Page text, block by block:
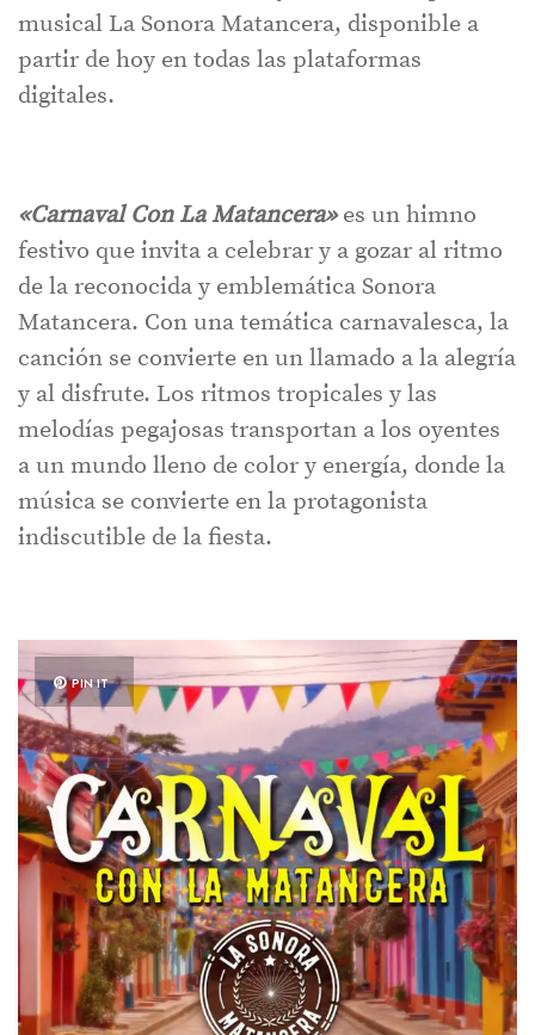
musical La Sonora Matancera, disponible a
partir de hoy en todas las plataformas
digitales.
«Carnaval Con La Matancera»es un himno
festivo que invita a celebrar y a gozar al ritmo
de la reconocida y emblemática Sonora
Matancera. Con una temática carnavalesca, la
canción se convierte en un llamado a la alegría
y al disfrute. Los ritmos tropicales y las
melodías pegajosas transportan a los oyentes
a un mundo lleno de color y energía, donde la
música se convierte en la protagonista
indiscutible de la fiesta.
PIN IT